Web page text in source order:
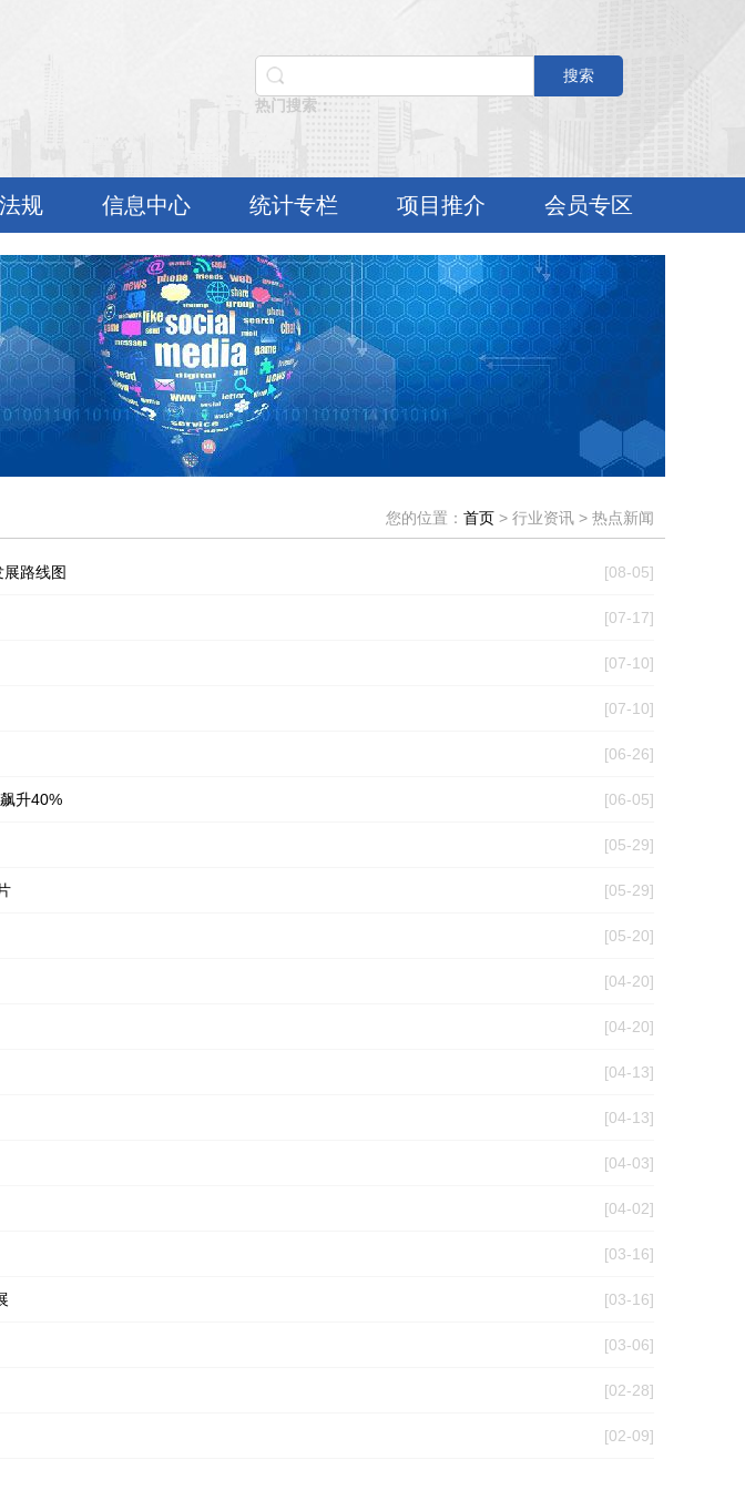
搜索
热门搜索：
规 信息中心 统计专栏 项目推介 会员专区
您的位置： 首页 > 行业资讯 > 热点新闻
[08-05]
路线图
[07-17]
[07-10]
[07-10]
[06-26]
[06-05]
升40%
[05-29]
[05-29]
[05-20]
[04-20]
[04-20]
[04-13]
[04-13]
[04-03]
[04-02]
[03-16]
[03-16]
[03-06]
[02-28]
[02-09]